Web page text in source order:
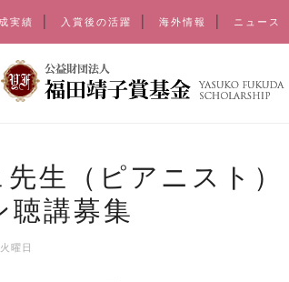
実績 入賞後の活躍 海外情報 ニュース
生（ピアニスト）
聴講募集
曜日